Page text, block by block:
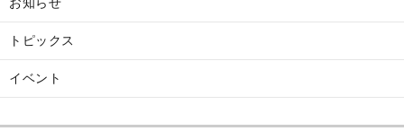
トピックス
イベント